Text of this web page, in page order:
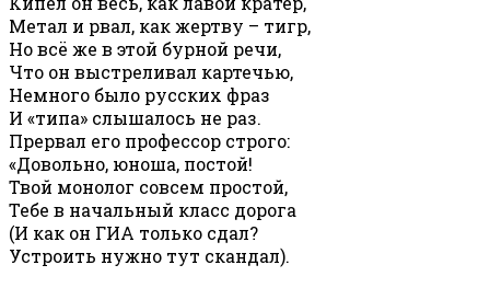
Метал и рвал, как жертву – тигр,
Но всё же в этой бурной речи,
Что он выстреливал картечью,
Немного было русских фраз
И «типа» слышалось не раз.
Прервал его профессор строго:
«Довольно, юноша, постой!
Твой монолог совсем простой,
Тебе в начальный класс дорога
(И как он ГИА только сдал?
Устроить нужно тут скандал).